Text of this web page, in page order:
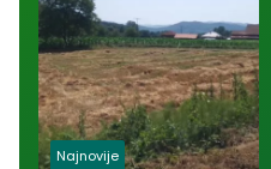
Najnovije